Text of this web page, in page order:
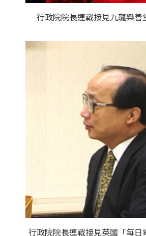
行政院院長連戰接見九龍樂善
行政院院長連戰接見英國「每日